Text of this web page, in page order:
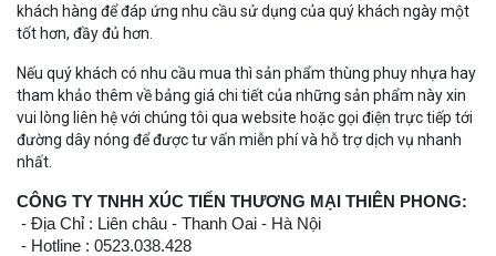
khách hàng để đáp ứng nhu cầu sử dụng của quý khách ngày một
tốt hơn, đầy đủ hơn.
Nếu quý khách có nhu cầu mua thì sản phẩm thùng phuy nhựa hay
tham khảo thêm về bảng giá chi tiết của những sản phẩm này xin
vui lòng liên hệ với chúng tôi qua website hoặc gọi điện trực tiếp tới
đường dây nóng để được tư vấn miễn phí và hỗ trợ dịch vụ nhanh
nhất.
CÔNG TY TNHH XÚC TIẾN THƯƠNG MẠI THIÊN PHONG:
- Địa Chỉ : Liên châu - Thanh Oai - Hà Nội
- Hotline : 0523.038.428